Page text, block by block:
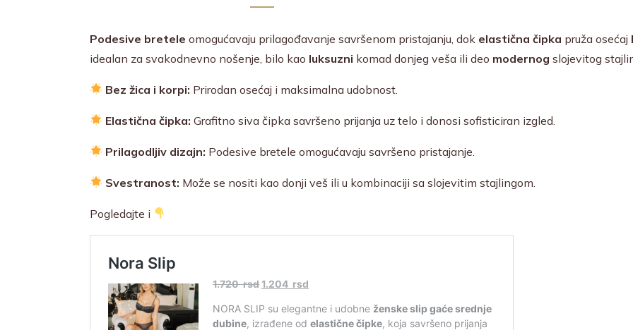
Podesive bretele omogućavaju prilagođavanje savršenom pristajanju, dok elastična čipka pruža osećaj
idealan za svakodnevno nošenje, bilo kao luksuzni komad donjeg veša ili deo modernog slojevitog
Bez žica i korpi: Prirodan osećaj i maksimalna udobnost.
Elastična čipka: Grafitno siva čipka savršeno prijanja uz telo i donosi sofisticiran izgled.
Prilagodljiv dizajn: Podesive bretele omogućavaju savršeno pristajanje.
Svestranost: Može se nositi kao donji veš ili u kombinaciji sa slojevitim stajlingom.
Pogledajte i